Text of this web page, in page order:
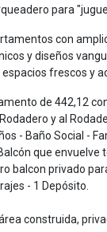
para
con
y diseños
frescos y
de 442,12
y al
- Baño Social -
que envuelve
balcon privado
- 1 Depósito.
construida,